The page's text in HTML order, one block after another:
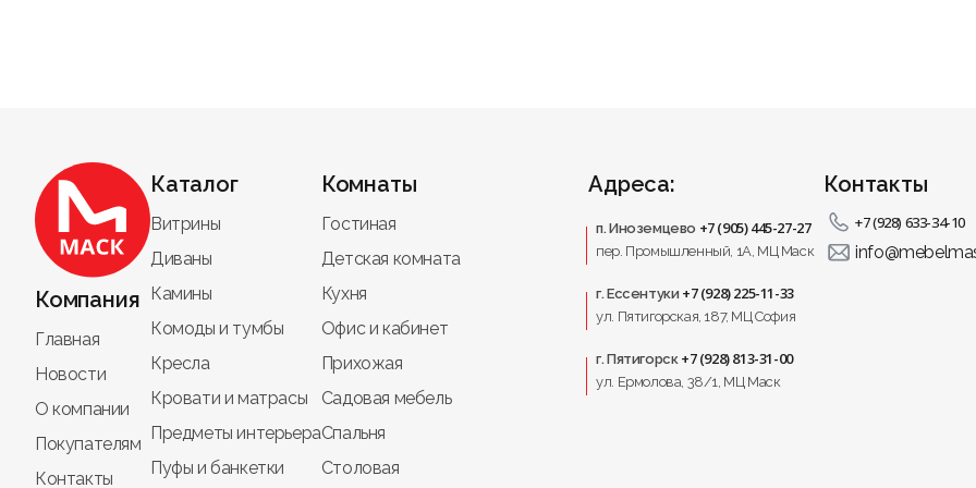
Оформите заказ онлайн или по телефону.
Получите
Полубарные стулья от Мебель МАСК- это удобное решение для современных кухонь и функциональных
Компания
Главная
Новости
О компании
Покупателям
Контакты
Каталог
Витрины
Диваны
Камины
Комоды и тумбы
Кресла
Кровати и матрасы
Предметы интерьера
Пуфы и банкетки
Комнаты
Гостиная
Детская комната
Кухня
Офис и кабинет
Прихожая
Садовая мебель
Спальня
Столовая
Адреса:
п. Иноземцево +7 (905) 445-27-27
пер. Промышленный, 1A, МЦ Маск
г. Ессентуки +7 (928) 225-11-33
ул. Пятигорская, 187, МЦ София
г. Пятигорск +7 (928) 813-31-00
ул. Ермолова, 38/1, МЦ Маск
Контакты
+7 (928) 633-34-10